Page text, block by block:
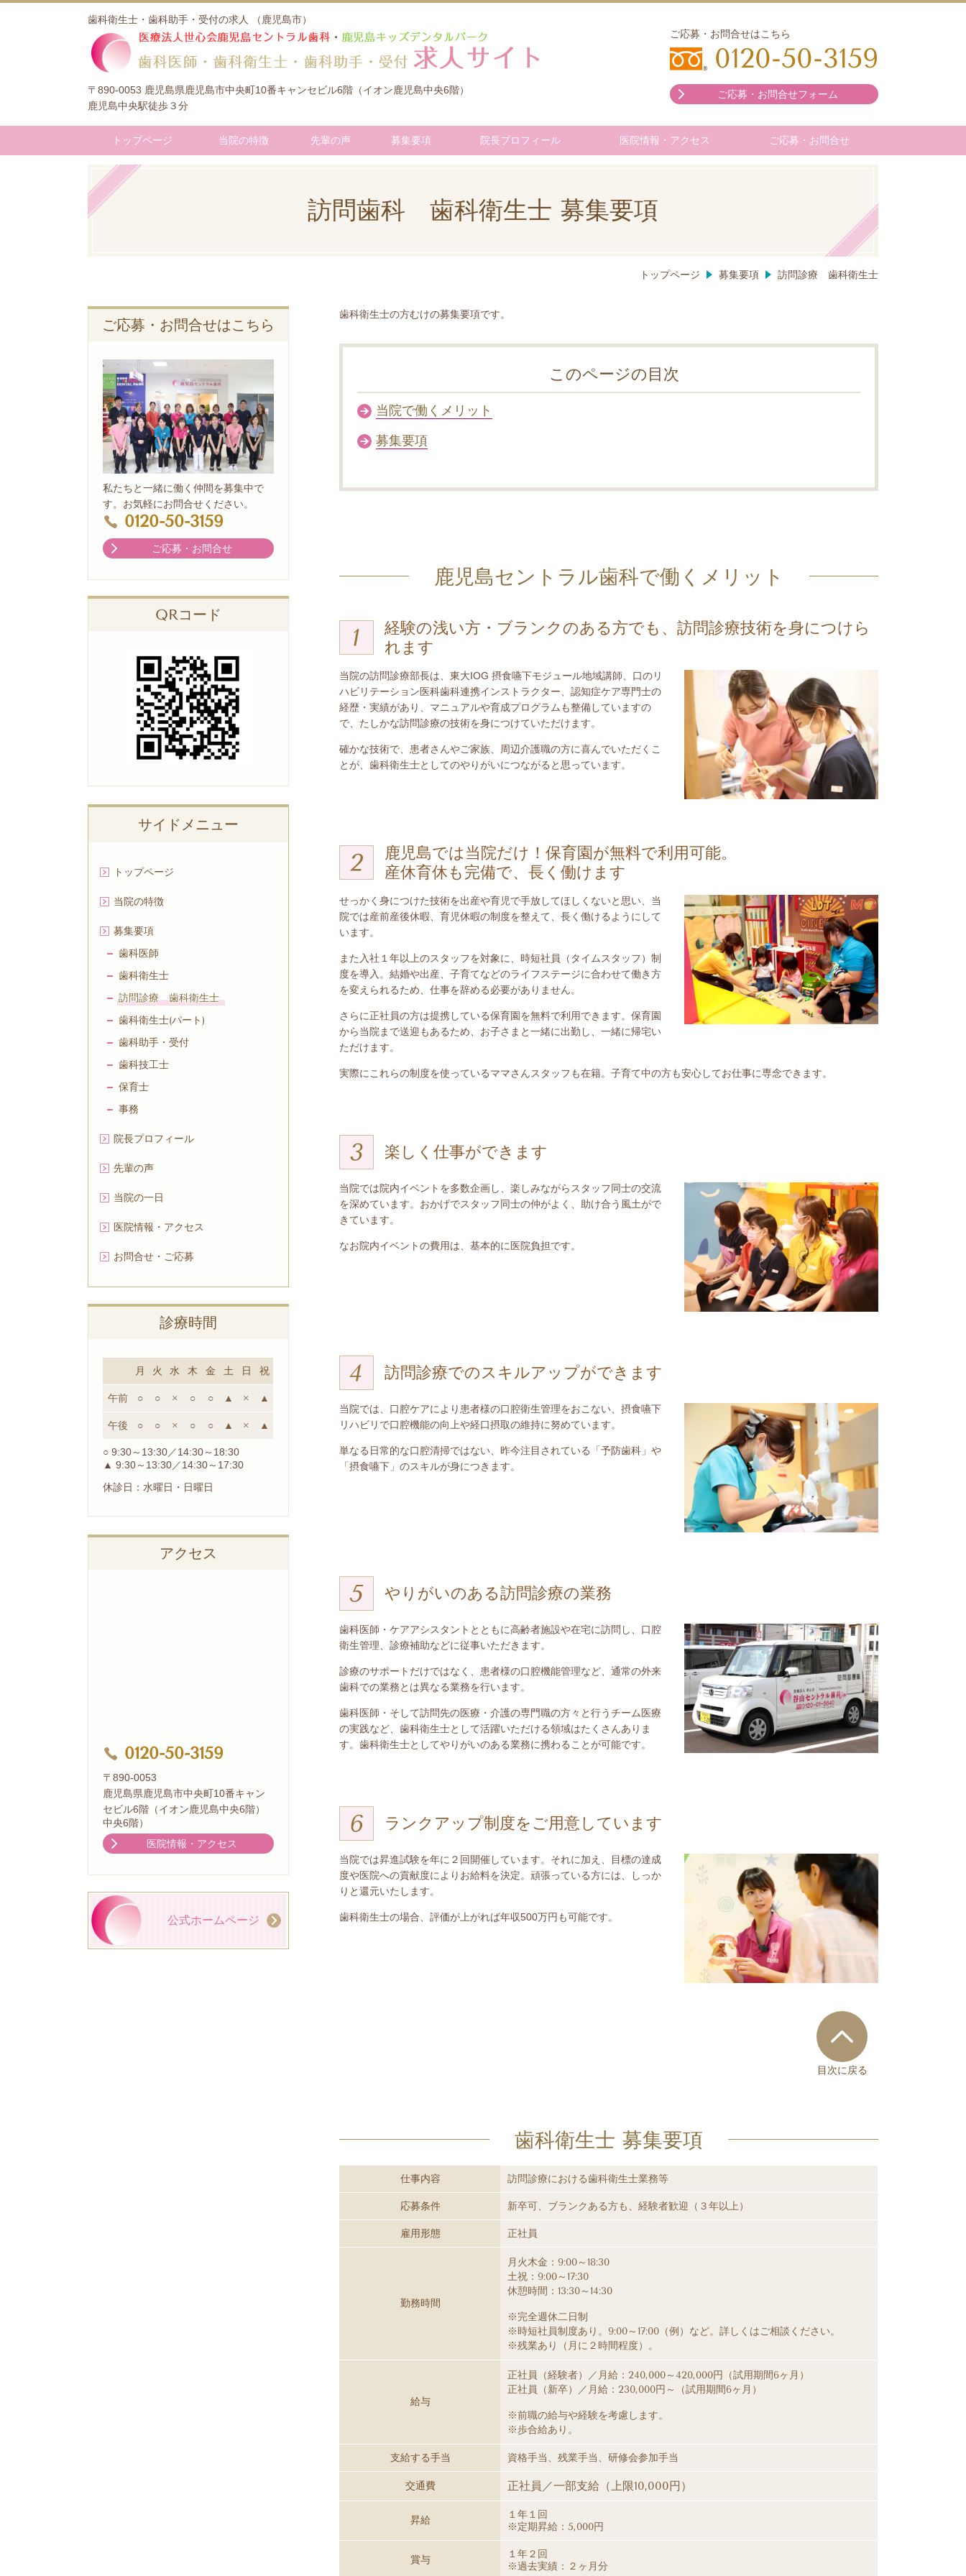
歯科衛生士・歯科助手・受付の求人 （鹿児島市）
〒890-0053 鹿児島県鹿児島市中央町10番キャンセビル6階（イオン鹿児島中央6階）
鹿児島中央駅徒歩３分
ご応募・お問合せはこちら
0120-50-3159
ご応募・お問合せフォーム
トップページ 当院の特徴 先輩の声 募集要項 院長プロフィール 医院情報・アクセス ご応募・お問合せ
訪問歯科 歯科衛生士 募集要項
トップページ 募集要項 訪問診療 歯科衛生士
歯科衛生士の方むけの募集要項です。
このページの目次
当院で働くメリット
募集要項
鹿児島セントラル歯科で働くメリット
経験の浅い方・ブランクのある方でも、訪問診療技術を身につけら
れます
当院の訪問診療部長は、東大IOG 摂食嚥下モジュール地域講師、口のリ
ハビリテーション医科歯科連携インストラクター、認知症ケア専門士の
経歴・実績があり、マニュアルや育成プログラムも整備していますの
で、たしかな訪問診療の技術を身につけていただけます。
確かな技術で、患者さんやご家族、周辺介護職の方に喜んでいただくこ
とが、歯科衛生士としてのやりがいにつながると思っています。
鹿児島では当院だけ！保育園が無料で利用可能。
産休育休も完備で、長く働けます
せっかく身につけた技術を出産や育児で手放してほしくないと思い、当
院では産前産後休暇、育児休暇の制度を整えて、長く働けるようにして
います。
また入社１年以上のスタッフを対象に、時短社員（タイムスタッフ）制
度を導入。結婚や出産、子育てなどのライフステージに合わせて働き方
を変えられるため、仕事を辞める必要がありません。
さらに正社員の方は提携している保育園を無料で利用できます。保育園
から当院まで送迎もあるため、お子さまと一緒に出勤し、一緒に帰宅い
ただけます。
実際にこれらの制度を使っているママさんスタッフも在籍。子育て中の方も安心してお仕事に専念できます。
楽しく仕事ができます
当院では院内イベントを多数企画し、楽しみながらスタッフ同士の交流
を深めています。おかげでスタッフ同士の仲がよく、助け合う風土がで
きています。
なお院内イベントの費用は、基本的に医院負担です。
訪問診療でのスキルアップができます
当院では、口腔ケアにより患者様の口腔衛生管理をおこない、摂食嚥下
リハビリで口腔機能の向上や経口摂取の維持に努めています。
単なる日常的な口腔清掃ではない、昨今注目されている「予防歯科」や
「摂食嚥下」のスキルが身につきます。
やりがいのある訪問診療の業務
歯科医師・ケアアシスタントとともに高齢者施設や在宅に訪問し、口腔
衛生管理、診療補助などに従事いただきます。
診療のサポートだけではなく、患者様の口腔機能管理など、通常の外来
歯科での業務とは異なる業務を行います。
歯科医師・そして訪問先の医療・介護の専門職の方々と行うチーム医療
の実践など、歯科衛生士として活躍いただける領域はたくさんありま
す。歯科衛生士としてやりがいのある業務に携わることが可能です。
ランクアップ制度をご用意しています
当院では昇進試験を年に２回開催しています。それに加え、目標の達成
度や医院への貢献度によりお給料を決定。頑張っている方には、しっか
りと還元いたします。
歯科衛生士の場合、評価が上がれば年収500万円も可能です。
目次に戻る
歯科衛生士 募集要項
仕事内容 訪問診療における歯科衛生士業務等
応募条件 新卒可、ブランクある方も、経験者歓迎（３年以上）
雇用形態 正社員
勤務時間
月火木金：9:00～18:30
土祝：9:00～17:30
休憩時間：13:30～14:30
※完全週休二日制
※時短社員制度あり。9:00～17:00（例）など。詳しくはご相談ください。
※残業あり（月に２時間程度）。
給与
正社員（経験者）／月給： 240,000～420,000円（試用期間6ヶ月）
正社員（新卒）／月給： 230,000円～（試用期間6ヶ月）
※前職の給与や経験を考慮します。
※歩合給あり。
支給する手当 資格手当、残業手当、研修会参加手当
交通費 正社員／一部支給（上限10,000円）
昇給
１年１回
※定期昇給：5,000円
賞与
１年２回
※過去実績：２ヶ月分
ご応募・お問合せはこちら
私たちと一緒に働く仲間を募集中で
す。お気軽にお問合せください。
0120-50-3159
ご応募・お問合せ
QRコード
サイドメニュー
トップページ
当院の特徴
募集要項
歯科医師
歯科衛生士
訪問診療 歯科衛生士
歯科衛生士(パート)
歯科助手・受付
歯科技工士
保育士
事務
院長プロフィール
先輩の声
当院の一日
医院情報・アクセス
お問合せ・ご応募
診療時間
月 火 水 木 金 土 日 祝
午前 ○ ○ × ○ ○ ▲ × ▲
午後 ○ ○ × ○ ○ ▲ × ▲
○ 9:30～13:30／14:30～18:30
▲ 9:30～13:30／14:30～17:30
休診日：水曜日・日曜日
アクセス
0120-50-3159
〒890-0053
鹿児島県鹿児島市中央町10番キャン
セビル6階（イオン鹿児島中央6階）
中央6階）
医院情報・アクセス
公式ホームページ